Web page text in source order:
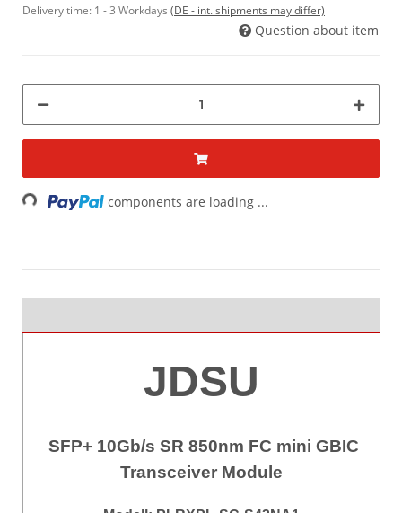
Delivery time: 1 - 3 Workdays (DE - int. shipments may differ)
Question about item
Loading... components are loading ...
JDSU
SFP+ 10Gb/s SR 850nm FC mini GBIC
Transceiver Module